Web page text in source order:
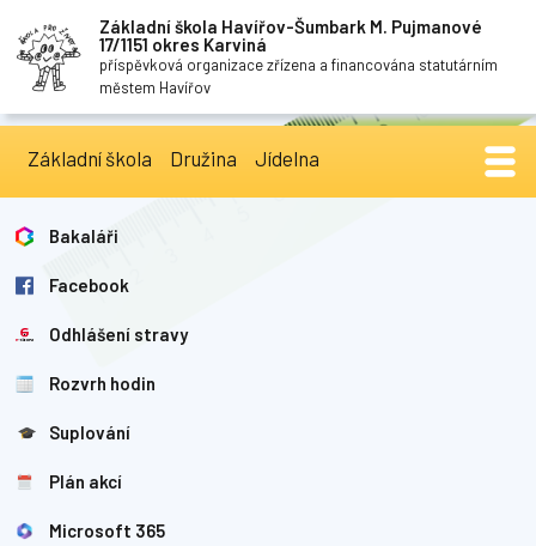
Základní škola Havířov-Šumbark M. Pujmanové
17/1151 okres Karviná
příspěvková organizace zřízena a financována statutárním
městem Havířov
Základní škola Družina Jídelna
Bakaláři
Facebook
Odhlášení stravy
Rozvrh hodin
Suplování
Plán akcí
Microsoft 365